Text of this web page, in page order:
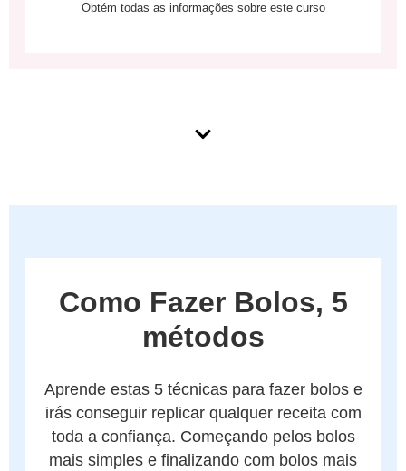
Obtém todas as informações sobre este curso
Como Fazer Bolos, 5
métodos
Aprende estas 5 técnicas para fazer bolos e
irás conseguir replicar qualquer receita com
toda a confiança. Começando pelos bolos
mais simples e finalizando com bolos mais